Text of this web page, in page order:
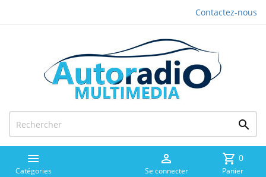
Contactez-nous


Catégories

Se connecter
shopping_cart 0
Panier